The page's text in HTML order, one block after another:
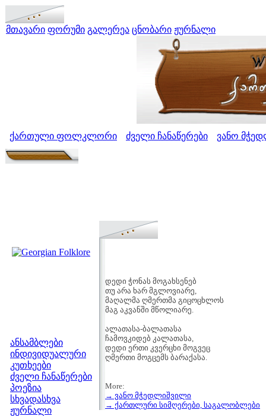
მთავარი ფორუმი გალერეა ცნობარი ჟურნალი
ქართული ფოლკლორი ძველი ჩანაწერები ვანო
ანსამბლები
ინდივიდუალური
კუთხეები
ძველი ჩანაწერები
პოეზია
სხვადასხვა
ჟურნალი
დედი ჭონას მოგახსენებ
თუ არა ხარ მგლოვიარე,
მაღალმა ღმერთმა გიცოცხლოს
მაგ აკვანში მწოლიარე.
ალათასა-ბალათასა
ჩამოვკიდებ კალათასა,
დედი ერთი კვერცხი მოგვეც
ღმერთი მოგცემს ბარაქასა.
More:
→ ვანო მჭედლიშვილი
→ ქართლური სიმღერები, საგალობლები